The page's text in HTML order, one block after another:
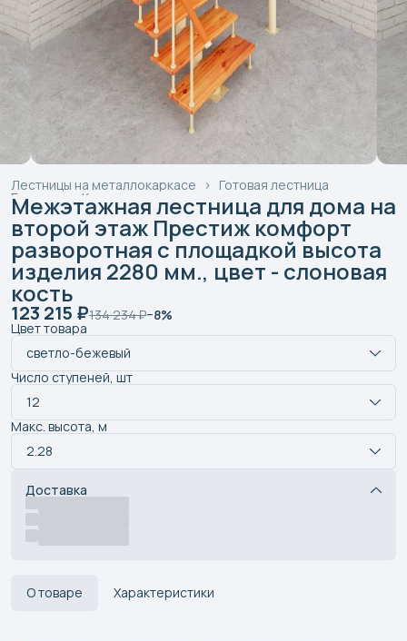
Готовая лестница
Лестницы на металлокаркасе ›
Каталог лестниц
Главная
Межэтажная лестница для дома на
второй этаж Престиж комфорт
разворотная с площадкой высота
изделия 2280 мм., цвет - слоновая
кость
123 215 ₽134 234 ₽−8%
Цвет товара
светло-бежевый
Число ступеней, шт
12
Макс. высота, м
2.28
Доставка
О товаре Характеристики